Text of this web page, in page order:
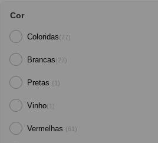
Cor
Coloridas(77)
Brancas(27)
Pretas (1)
Vinho(1)
Vermelhas (61)